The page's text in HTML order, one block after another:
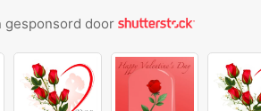
gesponsord door